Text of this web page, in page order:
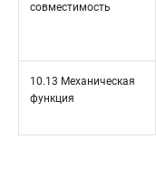
совместимость
10.13 Механическая
функция